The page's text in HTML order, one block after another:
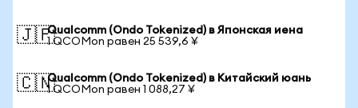
🇯🇵Qualcomm (Ondo Tokenized) в Японская иена
1 QCOMon равен 25 539,6 ¥
🇨🇳Qualcomm (Ondo Tokenized) в Китайский юань
1 QCOMon равен 1 088,27 ¥